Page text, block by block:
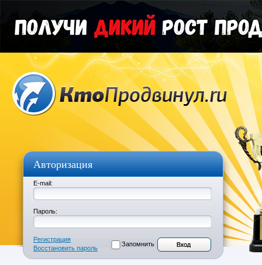
Авторизация
E-mail:
Пароль:
Регистрация
Восстановить пароль
Запомнить